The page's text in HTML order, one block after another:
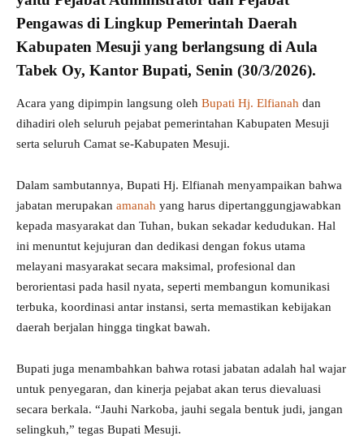
Pengawas di Lingkup Pemerintah Daerah
Kabupaten Mesuji yang berlangsung di Aula
Tabek Oy, Kantor Bupati, Senin (30/3/2026).
Acara yang dipimpin langsung oleh Bupati Hj. Elfianah dan
dihadiri oleh seluruh pejabat pemerintahan Kabupaten Mesuji
serta seluruh Camat se-Kabupaten Mesuji.
Dalam sambutannya, Bupati Hj. Elfianah menyampaikan bahwa
jabatan merupakan amanah yang harus dipertanggungjawabkan
kepada masyarakat dan Tuhan, bukan sekadar kedudukan. Hal
ini menuntut kejujuran dan dedikasi dengan fokus utama
melayani masyarakat secara maksimal, profesional dan
berorientasi pada hasil nyata, seperti membangun komunikasi
terbuka, koordinasi antar instansi, serta memastikan kebijakan
daerah berjalan hingga tingkat bawah.
Bupati juga menambahkan bahwa rotasi jabatan adalah hal wajar
untuk penyegaran, dan kinerja pejabat akan terus dievaluasi
secara berkala. “Jauhi Narkoba, jauhi segala bentuk judi, jangan
selingkuh,” tegas Bupati Mesuji.